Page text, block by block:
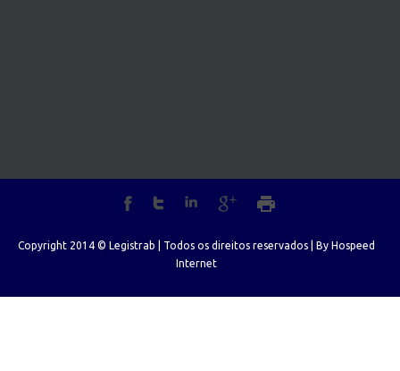
Copyright 2014 © Legistrab | Todos os direitos reservados | By Hospeed
Internet